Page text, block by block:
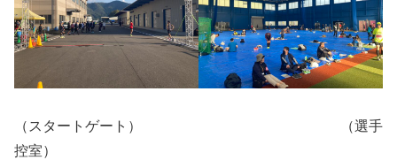
（スタートゲート） （選手
控室）